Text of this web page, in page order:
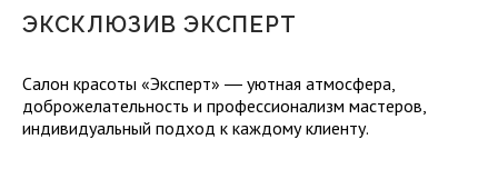
ЭКСКЛЮЗИВ ЭКСПЕРТ
Салон красоты «Эксперт» ― уютная атмосфера,
доброжелательность и профессионализм мастеров,
индивидуальный подход к каждому клиенту.